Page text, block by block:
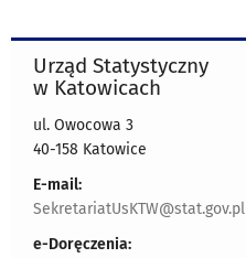
Urząd Statystyczny
w Katowicach
ul. Owocowa 3
40-158 Katowice
E-mail:
SekretariatUsKTW@stat.gov.pl
e-Doręczenia: